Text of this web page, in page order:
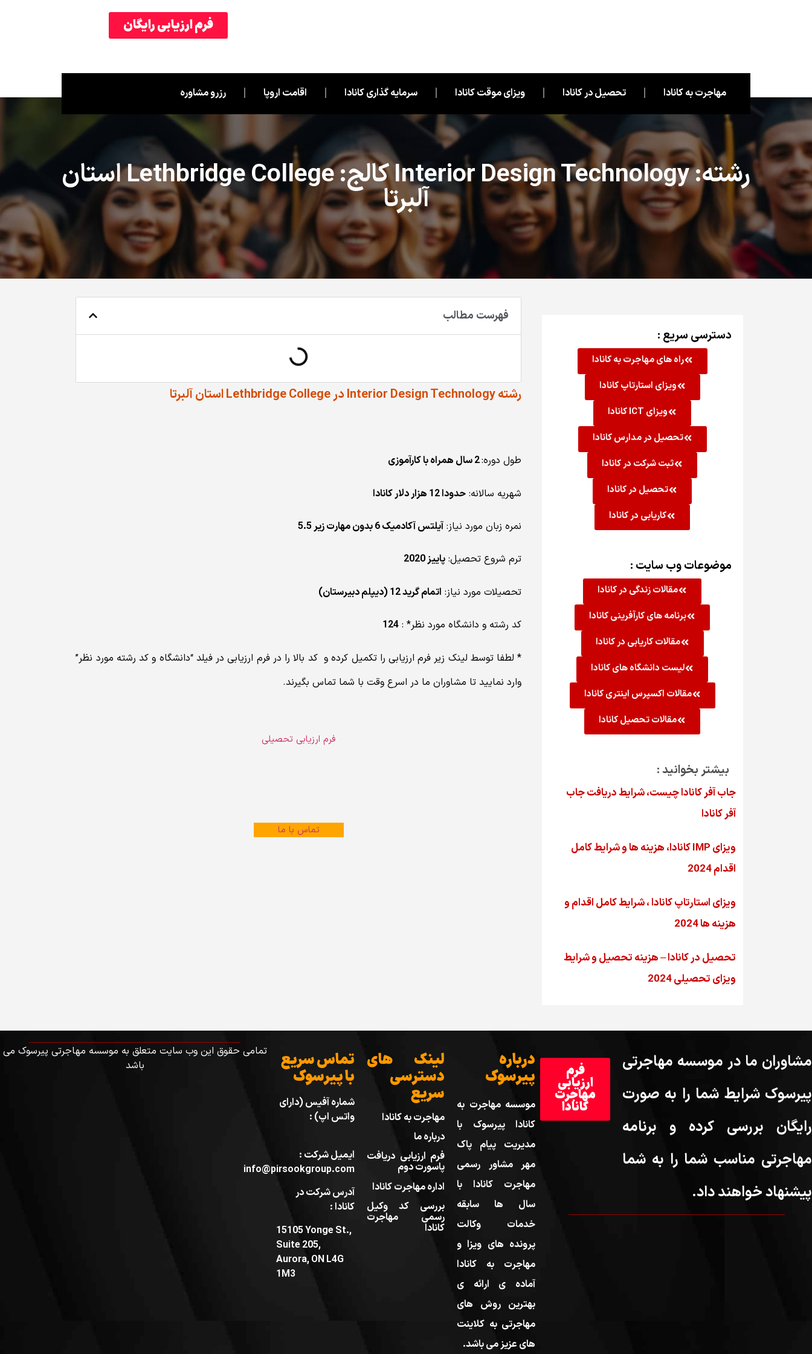
فرم ارزیابی رایگان
مهاجرت به کانادا تحصیل در کانادا ویزای موقت کانادا سرمایه گذاری کانادا اقامت اروپا رزرو مشاوره
رشته: Interior Design Technology کالج: Lethbridge College استان
آلبرتا
دسترسی سریع :
راه های مهاجرت به کانادا
ویزای استارتاپ کانادا
ویزای ICT کانادا
تحصیل در مدارس کانادا
ثبت شرکت در کانادا
تحصیل در کانادا
کاریابی در کانادا
موضوعات وب سایت :
مقالات زندگی در کانادا
برنامه های کارآفرینی کانادا
مقالات کاریابی در کانادا
لیست دانشگاه های کانادا
مقالات اکسپرس اینتری کانادا
مقالات تحصیل کانادا
بیشتر بخوانید :
جاب آفر کانادا چیست، شرایط دریافت جاب
آفر کانادا
ویزای IMP کانادا، هزینه ها و شرایط کامل
اقدام 2024
ویزای استارتاپ کانادا ، شرایط کامل اقدام و
هزینه ها 2024
تحصیل در کانادا – هزینه‌ تحصیل و شرایط
ویزای تحصیلی 2024
فهرست مطالب
رشته Interior Design Technology در Lethbridge College استان آلبرتا
طول دوره:2 سال همراه با کارآموزی
شهریه سالانه: حدودا 12 هزار دلار کانادا
نمره زبان مورد نیاز: آیلتس آکادمیک 6 بدون مهارت زیر 5.5
ترم شروع تحصیل: پاییز 2020
تحصیلات مورد نیاز: اتمام گرید 12 (دیپلم دبیرستان)
کد رشته و دانشگاه مورد نظر* : 124
* لطفا توسط لینک زیر فرم ارزیابی را تکمیل کرده و کد بالا را در فرم ارزیابی در فیلد “دانشگاه و کد رشته مورد نظر”
وارد نمایید تا مشاوران ما در اسرع وقت با شما تماس بگیرند.
فرم ارزیابی تحصیلی
تماس با ما
مشاوران ما در موسسه مهاجرتی
پیرسوک شرایط شما را به صورت
رایگان بررسی کرده و برنامه
مهاجرتی مناسب شما را به شما
پیشنهاد خواهند داد.
فرم
ارزیابی
مهاجرت
کانادا
درباره
پیرسوک
موسسه مهاجرت به
کانادا پیرسوک با
مدیریت پیام پاک
مهر مشاور رسمی
مهاجرت کانادا با
سال ها سابقه
خدمات وکالت
پرونده های ویزا و
مهاجرت به کانادا
آماده ی ارائه ی
بهترین روش های
مهاجرتی به کلاینت
های عزیز می باشد.
لینک های
دسترسی
سریع
مهاجرت به کانادا
درباره ما
فرم ارزیابی دریافت
پاسورت دوم
اداره مهاجرت کانادا
بررسی کد وکیل
رسمی مهاجرت
کانادا
تماس سریع
با پیرسوک
شماره آفیس (دارای
واتس اپ) :
ایمیل شرکت :
info@pirsookgroup.com
آدرس شرکت در
کانادا :
15105 Yonge St.,
Suite 205,
Aurora, ON L4G
1M3
تمامی حقوق این وب سایت متعلق به موسسه مهاجرتی پیرسوک می
باشد